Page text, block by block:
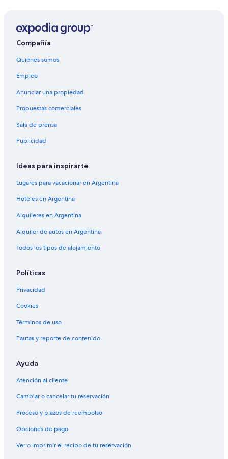
Compañía
Quiénes somos
Empleo
Anunciar una propiedad
Propuestas comerciales
Sala de prensa
Publicidad
Ideas para inspirarte
Lugares para vacacionar en Argentina
Hoteles en Argentina
Alquileres en Argentina
Alquiler de autos en Argentina
Todos los tipos de alojamiento
Políticas
Privacidad
Cookies
Términos de uso
Pautas y reporte de contenido
Ayuda
Atención al cliente
Cambiar o cancelar tu reservación
Proceso y plazos de reembolso
Opciones de pago
Ver o imprimir el recibo de tu reservación